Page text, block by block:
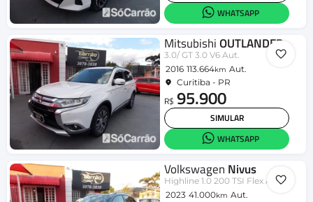
WHATSAPP
MitsubishiOUTLANDER
3.0/ GT 3.0 V6 Aut.
2016 113.664km Aut.
Curitiba - PR
R$ 95.900
SIMULAR
WHATSAPP
Volkswagen Nivus
Highline 1.0 200 TSI Flex Aut.
2023 41.000km Aut.